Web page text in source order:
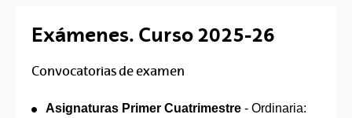
Exámenes. Curso 2025-26
Convocatorias de examen
Asignaturas Primer Cuatrimestre - Ordinaria: